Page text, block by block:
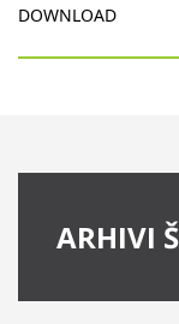
DOWNLOAD
ARHIVI